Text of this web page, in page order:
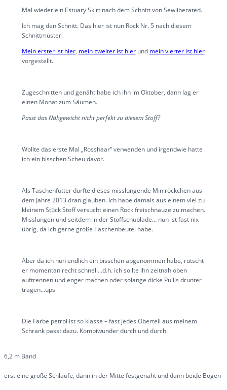
Mal wieder ein Estuary Skirt nach dem Schnitt von Sewliberated.
Ich mag den Schnitt. Das hier ist nun Rock Nr. 5 nach diesem
Schnittmuster.
Mein erster ist hier, mein zweiter ist hierund mein vierter ist hier
vorgestellt.
Zugeschnitten und genäht habe ich ihn im Oktober, dann lag er
einen Monat zum Säumen.
Passt das Nähgewicht nicht perfekt zu diesem Stoff?
Wollte das erste Mal „Rosshaar“ verwenden und irgendwie hatte
ich ein bisschen Scheu davor.
Als Taschenfutter durfte dieses misslungende Miniröckchen aus
dem Jahre 2013 dran glauben. Ich habe damals aus einem viel zu
kleinem Stück Stoff versucht einen Rock freischnauze zu machen.
Misslungen und seitdem in der Stoffschublade… nun ist fast nix
übrig, da ich gerne große Taschenbeutel habe.
Aber da ich nun endlich ein bisschen abgenommen habe, rutscht
er momentan recht schnell…d.h. ich sollte ihn zeitnah oben
auftrennen und enger machen oder solange dicke Pullis drunter
tragen…ups
Die Farbe petrol ist so klasse – fast jedes Oberteil aus meinem
Schrank passt dazu. Kombiwunder durch und durch.
6,2 m Band
erst eine große Schlaufe, dann in der Mitte festgenäht und dann beide Bögen